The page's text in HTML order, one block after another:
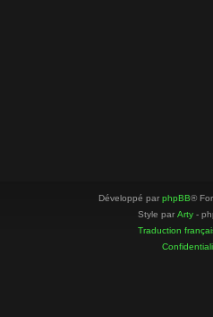
Développé par phpBB®
Style par Arty -
Traduction